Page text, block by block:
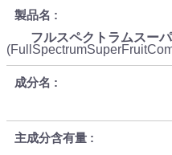
製品名
フルスペクトラムスー
成分名
主成分含有量